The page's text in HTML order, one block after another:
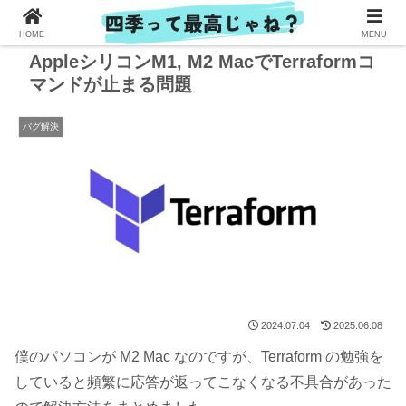
AppleシリコンM1, M2 MacでTerraformコ
マンドが止まる問題
バグ解決
2024.07.04 2025.06.08
僕のパソコンが M2 Mac なのですが、Terraform の勉強を
していると頻繁に応答が返ってこなくなる不具合があった
HOME MENU